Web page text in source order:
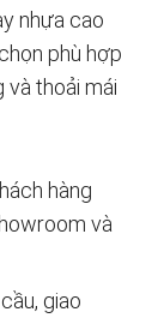
nhựa cao
phù hợp
và thoải mái
hàng
và
giao